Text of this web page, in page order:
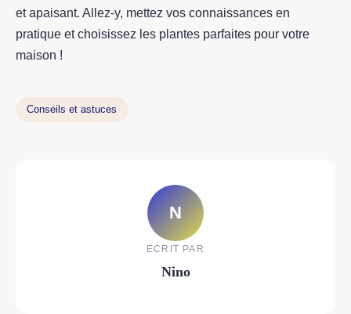
et apaisant. Allez-y, mettez vos connaissances en
pratique et choisissez les plantes parfaites pour votre
maison !
Conseils et astuces
N
ECRIT PAR
Nino